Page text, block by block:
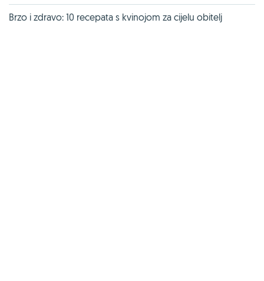
Brzo i zdravo: 10 recepata s kvinojom za cijelu obitelj